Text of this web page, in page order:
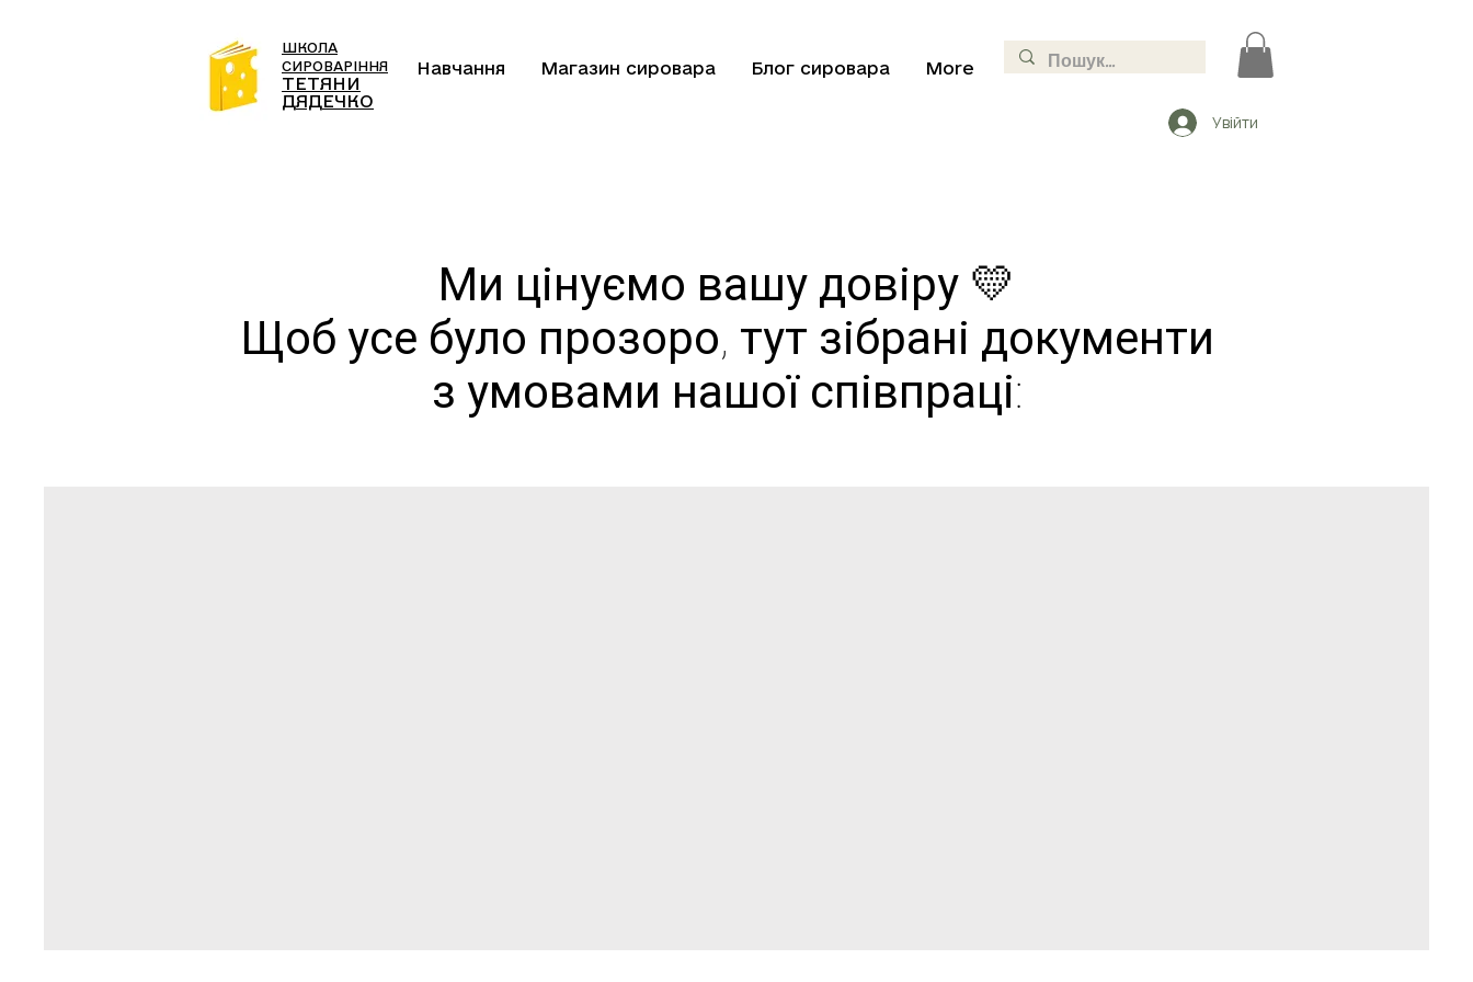
ШКОЛА
СИРОВАРІННЯ
ТЕТЯНИ
ДЯДЕЧКО
Навчання Магазин сировара Блог сировара More
Увійти
Ми цінуємо вашу довіру 💛
Щоб усе було прозоро, тут зібрані документи
з умовами нашої співпраці: